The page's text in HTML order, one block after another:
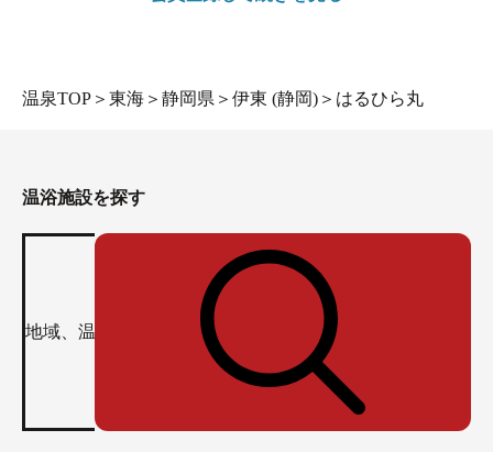
温泉TOP ＞ 東海 ＞ 静岡県 ＞ 伊東 (静岡) ＞ はるひら丸
温浴施設を探す